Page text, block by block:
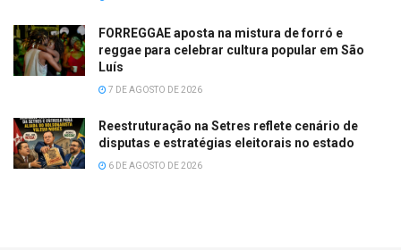
FORREGGAE aposta na mistura de forró e
reggae para celebrar cultura popular em São
Luís
7 DE AGOSTO DE 2026
Reestruturação na Setres reflete cenário de
disputas e estratégias eleitorais no estado
6 DE AGOSTO DE 2026